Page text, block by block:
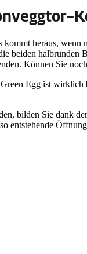
kommt heraus,
beiden halbrunden
Können Sie
Egg ist wirklich
bilden Sie dank
entstehende